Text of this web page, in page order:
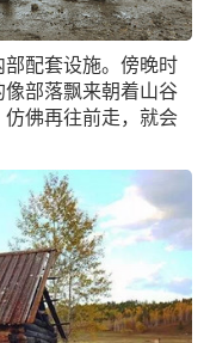
配套设施。傍晚时
部落飘来朝着山谷
佛再往前走，就会